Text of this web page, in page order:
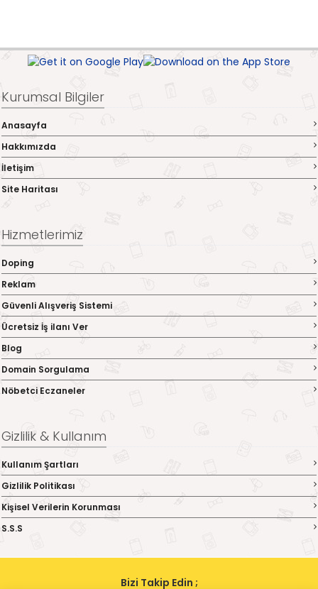
Kurumsal Bilgiler
Anasayfa
Hakkımızda
İletişim
Site Haritası
Hizmetlerimiz
Doping
Reklam
Güvenli Alışveriş Sistemi
Ücretsiz İş ilanı Ver
Blog
Domain Sorgulama
Nöbetci Eczaneler
Gizlilik & Kullanım
Kullanım Şartları
Gizlilik Politikası
Kişisel Verilerin Korunması
S.S.S
Bizi Takip Edin ;